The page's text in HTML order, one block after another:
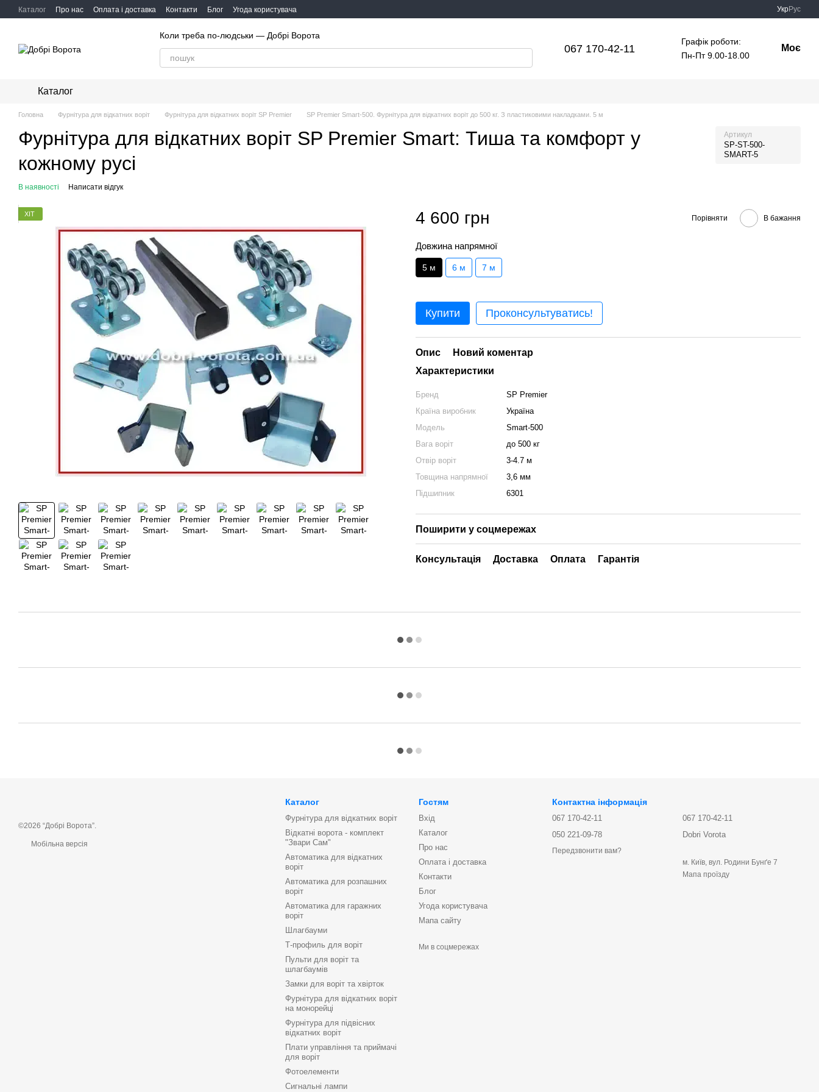
Перейти до основного контенту
Каталог Про нас Оплата і доставка Контакти Блог Угода користувача УкрРус
Коли треба по-людськи — Добрі Ворота
067 170-42-11
Графік роботи:
Пн-Пт 9.00-18.00
Моє
Каталог
Головна Фурнітура для відкатних воріт Фурнітура для відкатних воріт SP Premier SP Premier Smart-500. Фурнітура для відкатних воріт до 500 кг. З пластиковими накладками. 5 м
Фурнітура для відкатних воріт SP Premier Smart: Тиша та комфорт у
кожному русі
Артикул
SP-ST-500-
SMART-5
В наявності Написати відгук
ХІТ 4 600 грн Порівняти В бажання
Довжина напрямної
5 м 6 м 7 м
Купити Проконсультуватись!
Опис
Новий коментар
Характеристики
Бренд
SP Premier
Країна виробник
Україна
Модель
Smart-500
Вага воріт
до 500 кг
Отвір воріт
3-4.7 м
Товщина напрямної
3,6 мм
Підшипник
6301
Поширити у соцмережах
Консультація Доставка Оплата Гарантія
©2026 “Добрі Ворота”.
Мобільна версія
Каталог
Фурнітура для відкатних воріт
Відкатні ворота - комплект
"Звари Сам"
Автоматика для відкатних
воріт
Автоматика для розпашних
воріт
Автоматика для гаражних
воріт
Шлагбауми
Т-профиль для воріт
Пульти для воріт та
шлагбаумів
Замки для воріт та хвірток
Фурнітура для відкатних воріт
на монорейці
Фурнітура для підвісних
відкатних воріт
Плати управління та приймачі
для воріт
Фотоелементи
Сигнальні лампи
Гостям
Вхід
Каталог
Про нас
Оплата і доставка
Контакти
Блог
Угода користувача
Мапа сайту
Ми в соцмережах
Контактна інформація
067 170-42-11
050 221-09-78
Передзвонити вам?
067 170-42-11
Dobri Vorota
м. Київ, вул. Родини Бунґе 7
Мапа проїзду